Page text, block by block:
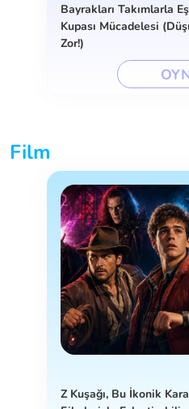
Bayrakları Takımlarla
Kupası Mücadelesi
Zor!)
Film
Z Kuşağı, Bu İkonik